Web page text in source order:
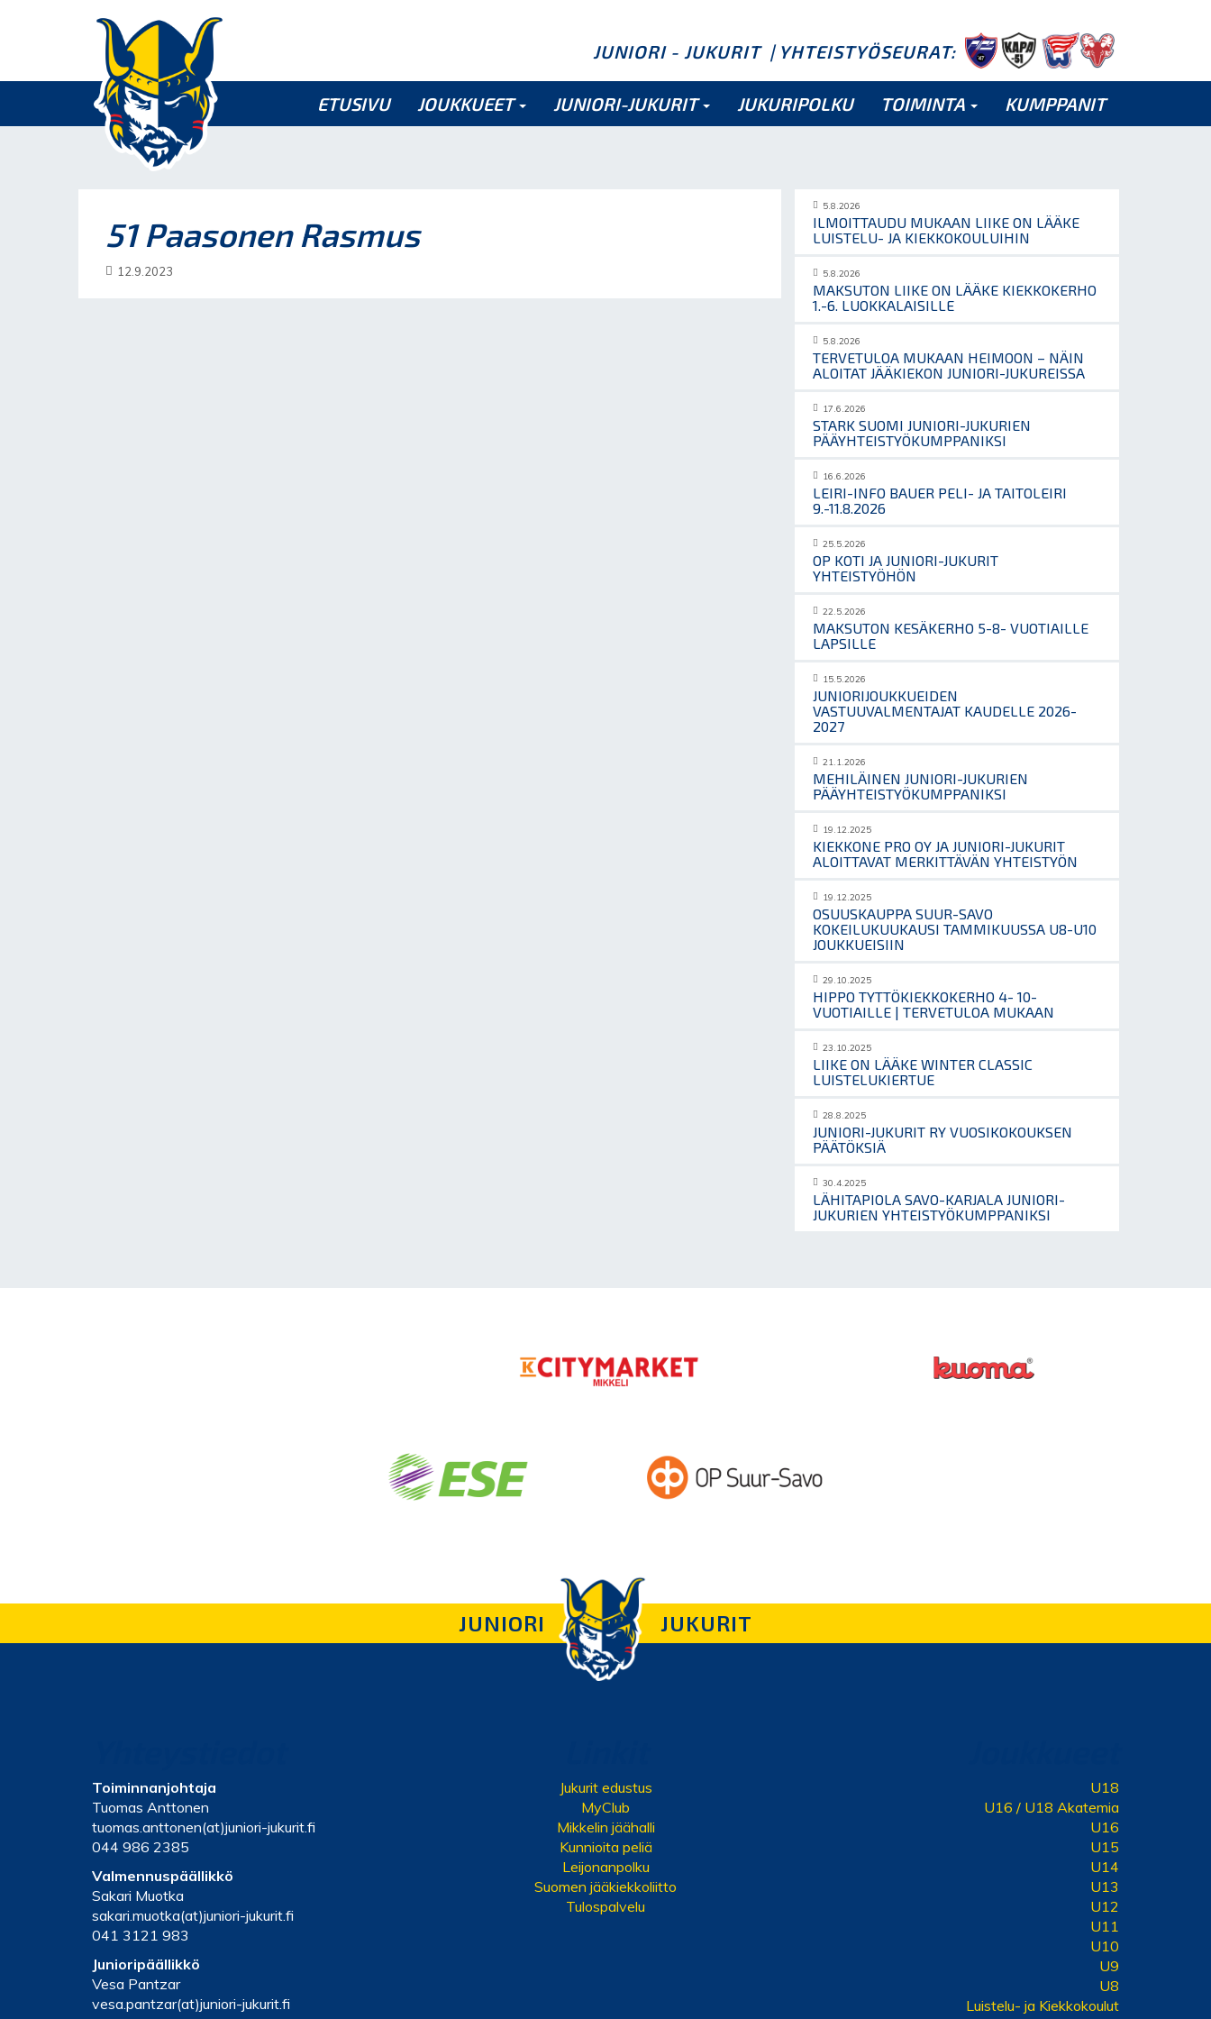
JUNIORI - JUKURIT | YHTEISTYÖSEURAT:
ETUSIVU JOUKKUEET JUNIORI-JUKURIT JUKURIPOLKU TOIMINTA KUMPPANIT
51 Paasonen Rasmus
12.9.2023
5.8.2026
ILMOITTAUDU MUKAAN LIIKE ON LÄÄKE
LUISTELU- JA KIEKKOKOULUIHIN
5.8.2026
MAKSUTON LIIKE ON LÄÄKE KIEKKOKERHO
1.-6. LUOKKALAISILLE
5.8.2026
TERVETULOA MUKAAN HEIMOON – NÄIN
ALOITAT JÄÄKIEKON JUNIORI-JUKUREISSA
17.6.2026
STARK SUOMI JUNIORI-JUKURIEN
PÄÄYHTEISTYÖKUMPPANIKSI
16.6.2026
LEIRI-INFO BAUER PELI- JA TAITOLEIRI
9.-11.8.2026
25.5.2026
OP KOTI JA JUNIORI-JUKURIT
YHTEISTYÖHÖN
22.5.2026
MAKSUTON KESÄKERHO 5-8- VUOTIAILLE
LAPSILLE
15.5.2026
JUNIORIJOUKKUEIDEN
VASTUUVALMENTAJAT KAUDELLE 2026-
2027
21.1.2026
MEHILÄINEN JUNIORI-JUKURIEN
PÄÄYHTEISTYÖKUMPPANIKSI
19.12.2025
KIEKKONE PRO OY JA JUNIORI-JUKURIT
ALOITTAVAT MERKITTÄVÄN YHTEISTYÖN
19.12.2025
OSUUSKAUPPA SUUR-SAVO
KOKEILUKUUKAUSI TAMMIKUUSSA U8-U10
JOUKKUEISIIN
29.10.2025
HIPPO TYTTÖKIEKKOKERHO 4- 10-
VUOTIAILLE | TERVETULOA MUKAAN
23.10.2025
LIIKE ON LÄÄKE WINTER CLASSIC
LUISTELUKIERTUE
28.8.2025
JUNIORI-JUKURIT RY VUOSIKOKOUKSEN
PÄÄTÖKSIÄ
30.4.2025
LÄHITAPIOLA SAVO-KARJALA JUNIORI-
JUKURIEN YHTEISTYÖKUMPPANIKSI
JUNIORI JUKURIT
Toiminnanjohtaja
Tuomas Anttonen
tuomas.anttonen(at)juniori-jukurit.fi
044 986 2385
Valmennuspäällikkö
Sakari Muotka
sakari.muotka(at)juniori-jukurit.fi
041 3121 983
Junioripäällikkö
Vesa Pantzar
vesa.pantzar(at)juniori-jukurit.fi
Jukurit edustus
MyClub
Mikkelin jäähalli
Kunnioita peliä
Leijonanpolku
Suomen jääkiekkoliitto
Tulospalvelu
U18
U16 / U18 Akatemia
U16
U15
U14
U13
U12
U11
U10
U9
U8
Luistelu- ja Kiekkokoulut